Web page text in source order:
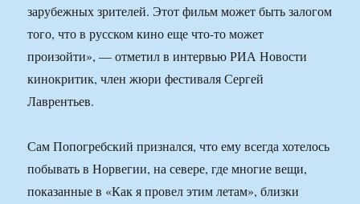
зарубежных зрителей. Этот фильм может быть залогом
того, что в русском кино еще что-то может
произойти», — отметил в интервью РИА Новости
кинокритик, член жюри фестиваля Сергей
Лаврентьев.
Сам Попогребский признался, что ему всегда хотелось
побывать в Норвегии, на севере, где многие вещи,
показанные в «Как я провел этим летам», близки